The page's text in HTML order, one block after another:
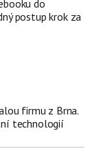
do
postup krok za
firmu z Brna.
technologií